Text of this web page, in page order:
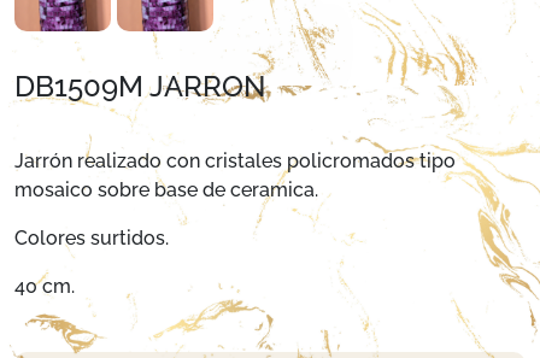
DB1509M JARRON
Jarrón realizado con cristales policromados tipo
mosaico sobre base de ceramica.
Colores surtidos.
40 cm.